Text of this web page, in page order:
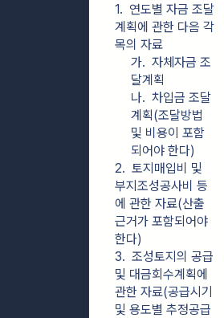
1.  연도별 자금 조달
계획에 관한 다음 각
목의 자료
가.  자체자금 조
달계획
나.  차입금 조달
계획(조달방법
및 비용이 포함
되어야 한다)
2.  토지매입비 및
부지조성공사비 등
에 관한 자료(산출
근거가 포함되어야
한다)
3.  조성토지의 공급
및 대금회수계획에
관한 자료(공급시기
및 용도별 추정공급